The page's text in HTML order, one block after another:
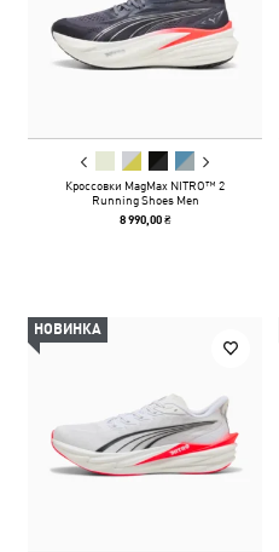
Кроссовки MagMax NITRO™ 2
Running Shoes Men
8 990,00 ₴
НОВИНКА